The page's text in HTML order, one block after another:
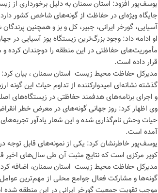
یوسف‌پور افزود: استان سمنان به دلیل برخورداری از
جایگاه ویژه‌ای در حفاظت از گونه‌های شاخص کشور
آسیایی، گورخر ایرانی، جبیر، کل و بز و همچنین
او ادامه داد: وجود بزرگ‌ترین زیستگاه یوز آسیایی
مأموریت‌های حفاظتی در این منطقه را دوچندان
قرار داده است.
مدیرکل حفاظت محیط زیست استان سمنان ، بیان کرد:
گذشته نشانه‌ای امیدوارکننده از تداوم حیات این
و اجرای برنامه‌های هدفمند حفاظتی در زیستگاه‌های
وی اظهار کرد: روز جهانی گونه‌های در معرض خطر
حیات وحش نام‌گذاری شده و این شعار یادآور
آمده است.
یوسف‌پور خاطرنشان کرد: یکی از نمونه‌های قابل توجه
کویر مرکزی است که نتایج مثبت آن طی سال‌های اخیر
مدیرکل حفاظت محیط زیست استان سمنان، اضافه
گونه‌ها و مشارکت فعال جوامع محلی از مهم‌ترین
موجب تقویت جمعیت گورخر ایرانی در این منطقه